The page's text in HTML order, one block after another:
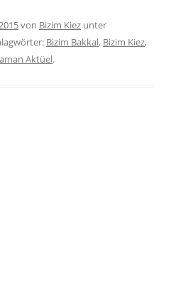
von Bizim Kiez unter
Bizim Bakkal, Bizim Kiez,
Aktüel.